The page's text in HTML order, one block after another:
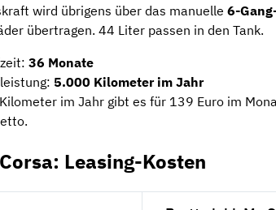
wird übrigens über das manuelle 6-
übertragen. 44 Liter passen in den Tank.
36 Monate
5.000 Kilometer im Jahr
im Jahr gibt es für 139 Euro im
Leasing-Kosten